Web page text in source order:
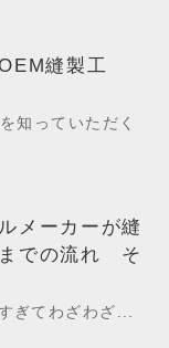
縫製工
知っていただく
メーカーが縫
での流れ そ
ぎてわざわざ...